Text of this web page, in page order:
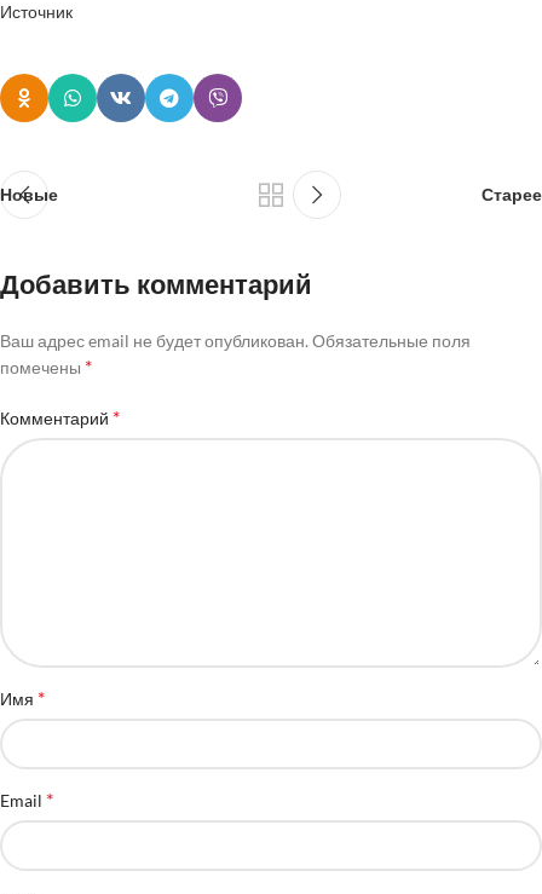
Источник
Новые Старее
Добавить комментарий
Ваш адрес email не будет опубликован. Обязательные поля
помечены *
Комментарий *
Имя *
Email *